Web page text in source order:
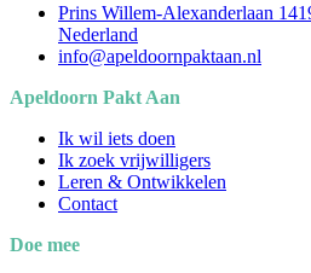
Prins Willem-Alexanderlaan
Nederland
info@apeldoornpaktaan.nl
Apeldoorn Pakt Aan
Ik wil iets doen
Ik zoek vrijwilligers
Leren & Ontwikkelen
Contact
Doe mee